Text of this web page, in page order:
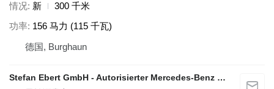
情况 新
300 千米
功率 156 马力 (115 千瓦)
德国, Burghaun
Stefan Ebert GmbH - Autorisierter Mercedes-Benz Servicepartner